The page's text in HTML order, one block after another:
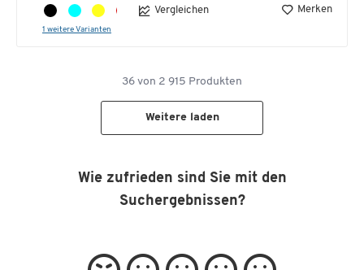
1 weitere Varianten
Vergleichen Merken
36 von 2 915 Produkten
Weitere laden
Wie zufrieden sind Sie mit den
Suchergebnissen?